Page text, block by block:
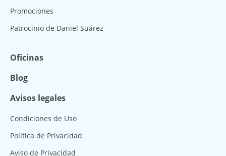
Promociones
Patrocinio de Daniel Suárez
Oficinas
Blog
Avisos legales
Condiciones de Uso
Política de Privacidad
Aviso de Privacidad